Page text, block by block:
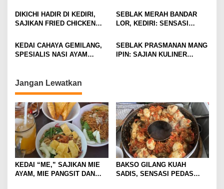
a
i
o
n
SAJA
GORENG USUS CRISPY
IKONIKNYA
DIKICHI HADIR DI KEDIRI,
SAJIKAN FRIED CHICKEN
SEBLAK MERAH BANDAR
LOR, KEDIRI: SENSASI
HARGA TERJANGKAU
KEDAI CAHAYA GEMILANG,
SPESIALIS NASI AYAM
SEBLAK PRASMANAN MANG
IPIN: SAJIAN KULINER
Jangan Lewatkan
KEDAI “ME,” SAJIKAN MIE
AYAM, MIE PANGSIT DAN
BAKSO GILANG KUAH
SADIS, SENSASI PEDAS